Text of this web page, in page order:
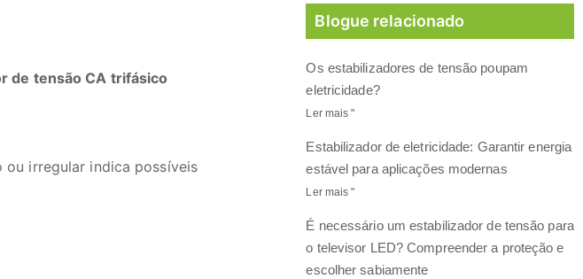
de tensão CA trifásico
irregular indica possíveis
Blogue relacionado
Os estabilizadores de tensão poupam
eletricidade?
Ler mais "
Estabilizador de eletricidade: Garantir energia
estável para aplicações modernas
Ler mais "
É necessário um estabilizador de tensão para
o televisor LED? Compreender a proteção e
escolher sabiamente